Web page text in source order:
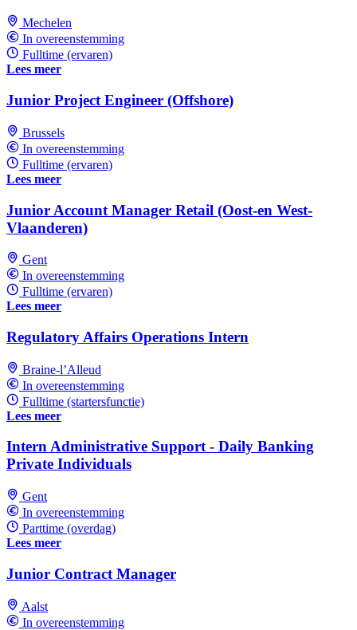
Mechelen
In overeenstemming
Fulltime (ervaren)
Lees meer
Junior Project Engineer (Offshore)
Brussels
In overeenstemming
Fulltime (ervaren)
Lees meer
Junior Account Manager Retail (Oost-en West-
Vlaanderen)
Gent
In overeenstemming
Fulltime (ervaren)
Lees meer
Regulatory Affairs Operations Intern
Braine-l’Alleud
In overeenstemming
Fulltime (startersfunctie)
Lees meer
Intern Administrative Support - Daily Banking
Private Individuals
Gent
In overeenstemming
Parttime (overdag)
Lees meer
Junior Contract Manager
Aalst
In overeenstemming